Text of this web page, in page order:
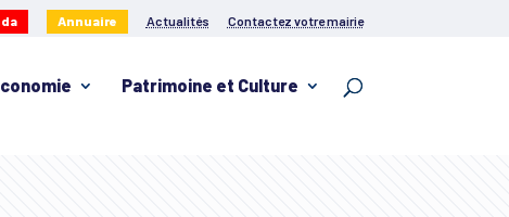
Annuaire Actualités Contactez votre mairie
Patrimoine et Culture